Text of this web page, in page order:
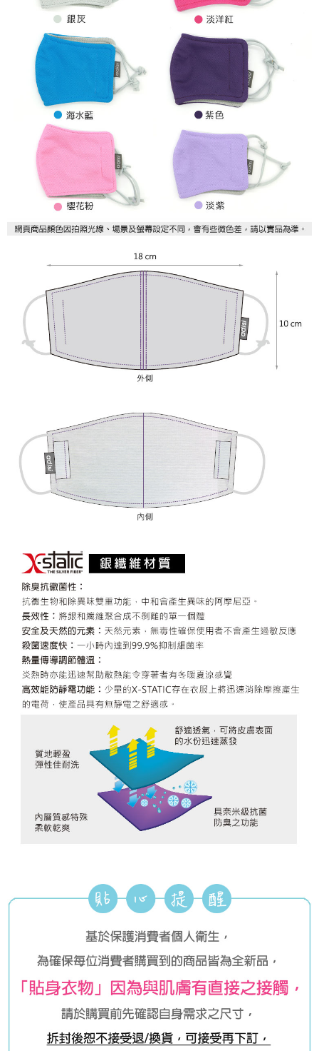
５．嚴禁一人註冊多個帳號或使用他人資訊註冊。若發現惡意使用之情形，
恩沛科技股份有限公司將有權停止該用戶之使用額度並採取法律行動。